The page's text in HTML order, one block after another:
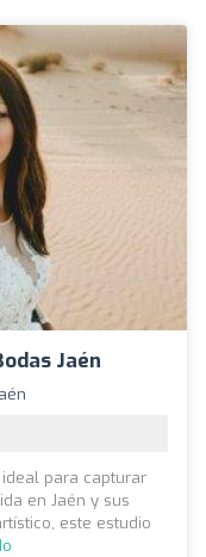
Jaén
para capturar
en Jaén y sus
este estudio